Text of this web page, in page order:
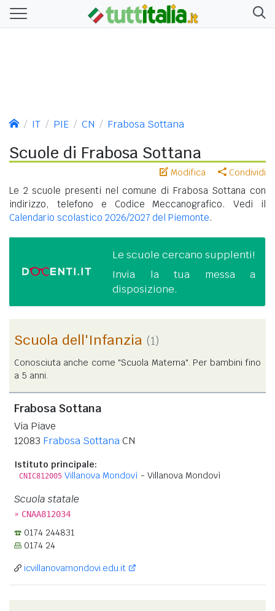
IT PIE CN Frabosa Sottana
Scuole di Frabosa Sottana
Modifica Condividi
Le 2 scuole presenti nel comune di Frabosa Sottana con
indirizzo, telefono e Codice Meccanografico. Vedi il
Calendario scolastico 2026/2027 del Piemonte.
Le scuole cercano supplenti!
Invia la tua messa a
disposizione.
Scuola dell'Infanzia (1)
Conosciuta anche come "Scuola Materna". Per bambini fino
a 5 anni.
Frabosa Sottana
Via Piave
12083 Frabosa SottanaCN
Istituto principale:
CNIC812005 Villanova Mondovì - Villanova Mondovì
Scuola statale
» CNAA812034
0174 244831
0174 24
icvillanovamondovi.edu.it